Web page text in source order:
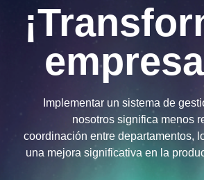
Implementar un sistema de
nosotros significa menos
coordinación entre departamentos,
una mejora significativa en la